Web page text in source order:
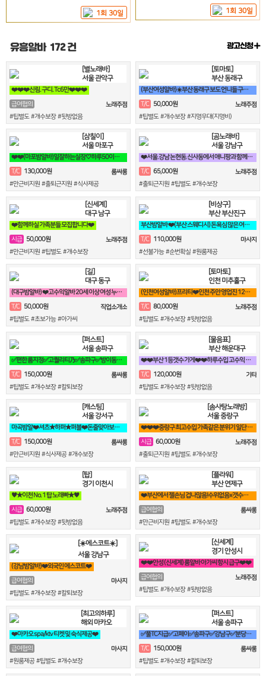
1회 30일 1회 30일
유흥알바 172 건 광고신청
[별노래바]
서울 관악구
❤️❤️❤️신림. 구디. Tc6만❤️❤️❤️
급여협의
노래주점
#팁별도 #개수보장 #뒷방없음
[토마토]
부산 동래구
(부산여성알바)☀️부산 동래구 보도 언니들 구해요☀️
T/C 50,000원
노래주점
#팁별도 #개수보장 #지명우대(지명비)
[삼칠이]
서울 마포구
❤️❤️(마포밤알바)일잘하는실장♡하루50이상♡90분♡당일지급♡❤️❤️
T/C
130,000원
룸싸롱
#만근비지원 #출퇴근지원 #식사제공
[곰노래바]
서울 강남구
❤️서울.강남 논현동.신사동에서 애니팡과 함께할 가족모집 【노래방알바.고수익알바.고소득알바】
T/C 65,000원
노래주점
#출퇴근지원 #팁별도 #개수보장
[신세계]
대구 남구
❤️함께하실 가족분들 모집합니다❤️
시급
50,000원
노래주점
#만근비지원 #팁별도 #개수보장
[비상구]
부산 부산진구
부산밤알바 ❤️(부산 스웨디시) 돈욕심 많은 여우들보세요~❤️
T/C 110,000원
마사지
#선불가능 #순번확실 #원룸제공
[길]
대구 동구
(대구밤알바) ❤️고수익알바 20세 이상 여성 누구나 비밀보장❤️
T/C
50,000원
직업소개소
#팁별도 #초보가능 #아가씨
[토마토]
인천 미추홀구
(인천여성알바)프리티❤️인천 주안 영업진 12명 상주중 (24시간 영업)❤️
T/C 80,000원
노래주점
#팁별도 #개수보장 #뒷방없음
[퍼스트]
서울 송파구
✅편한 룸지정✅고퀄리티乃✅송파구✅방이동✅잠실✅석촌동✅강남구✅서초구✅논현동
T/C
150,000원
룸싸롱
#팁별도 #개수보장 #칼퇴보장
[물음표]
부산 해운대구
❤️❤️부산 1등갯수 가게❤️❤️하루수입 고수익 가능❤️❤️
T/C 120,000원
기타
#팁별도 #개수보장 #뒷방없음
[캐스팅]
서울 강서구
마곡밤알❤️셔츠★하퍼★퍼블❤️돈줄맞아보자★갯수보장★술강요NO★출퇴근자유
T/C
150,000원
룸싸롱
#만근비지원 #식사제공 #개수보장
[솜사탕노래방]
서울 중랑구
❤️❤️❤️중랑구 최고수입 가족같은 분위기 일단 전화주세요^^❤️❤️❤️
시급 60,000원
노래주점
#출퇴근지원 #팁별도 #개수보장
[탑]
경기 이천시
♥️★이천 No. 1 탑 노래빠★♥️
시급 60,000원
노래주점
#팁별도 #개수보장 #뒷방없음
[플라워]
부산 연제구
❤️부산에서 젤손님 겁나많음!수위없음x갯수보장,텃세x홀복자유❤️
급여협의
룸싸롱
#만근비지원 #팁별도 #개수보장
[☀️에스코트☀️]
서울 강남구
(강남밤알바)❤️외국인 에스코트❤️
급여협의
마사지
#팁별도 #개수보장 #칼퇴보장
[신세계]
경기 안성시
❤️❤️안성 (신세계) 룸알바 아가씨 항시 급구❤️❤️
급여협의
노래주점
#팁별도 #개수보장 #뒷방없음
[최고의하루]
해외 마카오
❤️마카오 spa/ktv 티켓 및 숙식제공❤️
급여협의
마사지
#원룸제공 #팁별도 #개수보장
[퍼스트]
서울 송파구
✅풀TC지급✅고페이✅송파구✅강남구✅분당✅가락동✅역삼동✅논현
T/C 150,000원
룸싸롱
#팁별도 #개수보장 #칼퇴보장